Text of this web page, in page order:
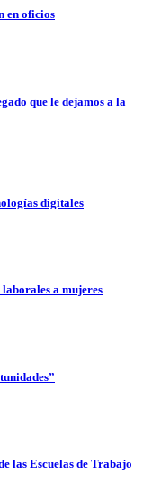
en oficios
que le dejamos a la
digitales
a mujeres
las Escuelas de Trabajo